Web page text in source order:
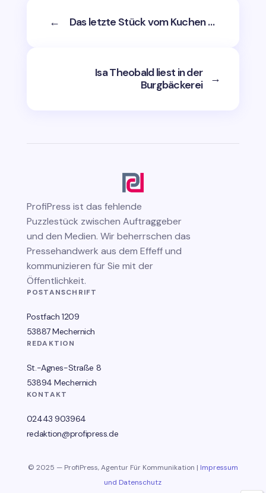
← Das letzte Stück vom Kuchen …
Isa Theobald liest in der
Burgbäckerei
→
ProfiPress ist das fehlende
Puzzlestück zwischen Auftraggeber
und den Medien. Wir beherrschen das
Pressehandwerk aus dem Effeff und
kommunizieren für Sie mit der
Öffentlichkeit.
POSTANSCHRIFT
Postfach 1209
53887 Mechernich
REDAKTION
St.-Agnes-Straße 8
53894 Mechernich
KONTAKT
02443 903964
redaktion@profipress.de
© 2025 — ProfiPress, Agentur Für Kommunikation | Impressum
und Datenschutz